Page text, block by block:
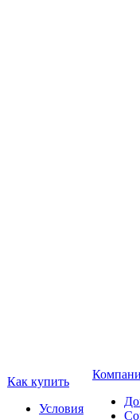
Как купить
Условия